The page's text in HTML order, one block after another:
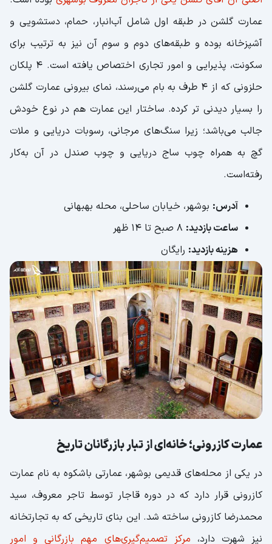
مسجد جامع بردستان؛ قدیمی‌ترین عمارت اسلامی
مسجد کوفه؛ یادگاری از دوران قاجاریه
امامزاده عبدالمهیمن؛ زیارتگاهی تاریخی
کلیسای ارامنه گریگوری؛ بدون ناقوس!
آرامگاه سیبویه؛ محل دفن دانشمند بزرگ ایرانی
موزه دریانوردی؛ عمارت کلاه فرنگی
موزه رئیسعلی دلواری؛ روایتگر حماسه‌ دلاوران
جنوب
موزه تاریخ پزشکی خلیج فارس؛ همه‌چیز در مورد
علوم پزشکی
پارک ساحلی آب شیرین کن؛ جایی برای آرامش در
کنار خلیج فارس
بوستان شغاب؛ تلفیقی از طبیعت، ورزش و هیجان
ساحل بندر حماد؛ قطب اقتصاد بوشهر
پارک جنگلی چاه کوتاه؛ تماشای طبیعت بکر در دل
بوشهر
پارک ملی نایبند؛ زیبایی‌های فراوان و تماشایی
پارک سیادت؛ یکی از بهترین جاهای دیدنی و
بوستان ساحلی دلوار؛ آرام و بکر
بازار قدیمی بوشهر؛ قلب اقتصادی شهر
عمارت گلشن در طبقه اول شامل آب‌انبار، حمام، دستشویی و
آشپزخانه بوده و طبقه‌های دوم و سوم آن نیز به ترتیب برای
سکونت، پذیرایی و امور تجاری اختصاص یافته است. 4 پلکان
حلزونی که از 4 طرف به بام می‌رسند، نمای بیرونی عمارت گلشن
را بسیار دیدنی تر کرده. ساختار این عمارت هم در نوع خودش
جالب می‌باشد؛ زیرا سنگ‌های مرجانی، رسوبات دریایی و ملات
گچ به همراه چوب ساج دریایی و چوب صندل در آن به‌کار
رفته‌است.
آدرس: بوشهر، خیابان ساحلی، محله بهبهانی
ساعت بازدید:
هزینه بازدید: رایگان
عمارت کازرونی؛ خانه‌ای از تبار بازرگانان تاریخ
در یکی از محله‌های قدیمی بوشهر، عمارتی باشکوه به نام عمارت
کازرونی قرار دارد که در دوره قاجار توسط تاجر معروف، سید
محمدرضا کازرونی ساخته شد. این بنای تاریخی که به تجارتخانه
نیز شهرت دارد، مرکز تصمیم‌گیری‌های مهم بازرگانی و امور